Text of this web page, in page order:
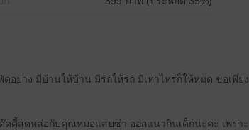
อย่าง มีบ้านให้บ้าน มีรถให้รถ มีเท่าไหร่ก็ให้หมด ขอเพียง
ด๊ดดี้สุดหล่อกับคุณหมอแสบซ่า ออกแนวกินเด็กนะคะ เพราะ